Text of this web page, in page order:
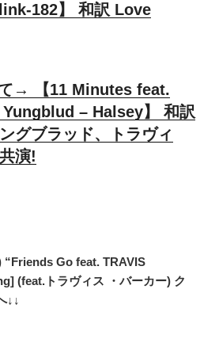
182】 和訳 Love
→ 【11 Minutes feat.
– Halsey】 和訳
グブラッド、トラヴィ
演!
Go feat. TRAVIS
(feat.トラヴィス ・バーカー) ク
↓↓